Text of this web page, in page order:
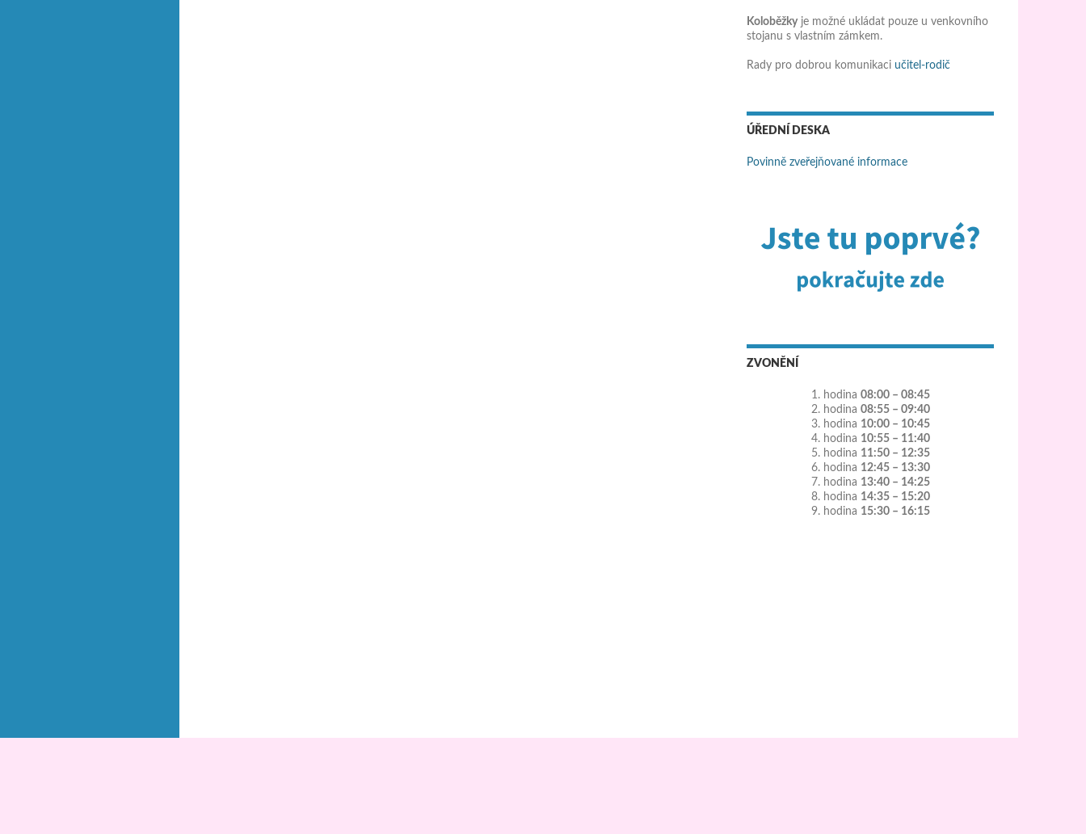
Koloběžkyje možné ukládat pouze u venkovního
stojanu s vlastním zámkem.
Rady pro dobrou komunikaci učitel-rodič
ÚŘEDNÍ DESKA
Povinně zveřejňované informace
ZVONĚNÍ
1. hodina 08:00 – 08:45
2. hodina 08:55 – 09:40
3. hodina 10:00 – 10:45
4. hodina 10:55 – 11:40
5. hodina 11:50 – 12:35
6. hodina 12:45 – 13:30
7. hodina 13:40 – 14:25
8. hodina 14:35 – 15:20
9. hodina 15:30 – 16:15